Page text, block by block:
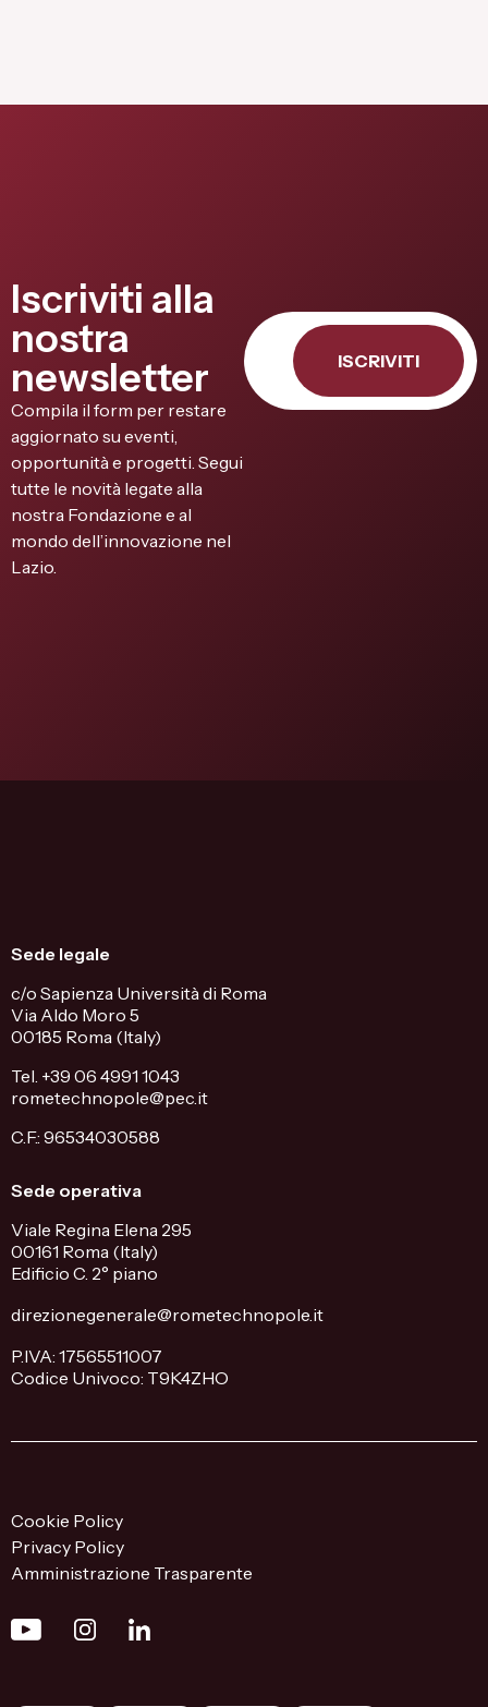
Iscriviti alla
nostra
newsletter
Compila il form per restare
aggiornato su eventi,
opportunità e progetti. Segui
tutte le novità legate alla
nostra Fondazione e al
mondo dell’innovazione nel
Lazio.
ISCRIVITI
Sede legale
c/o Sapienza Università di Roma
Via Aldo Moro 5
00185 Roma (Italy)
Tel. +39 06 4991 1043
rometechnopole@pec.it
C.F.: 96534030588
Sede operativa
Viale Regina Elena 295
00161 Roma (Italy)
Edificio C. 2° piano
direzionegenerale@rometechnopole.it
P.IVA: 17565511007
Codice Univoco: T9K4ZHO
Cookie Policy
Privacy Policy
Amministrazione Trasparente